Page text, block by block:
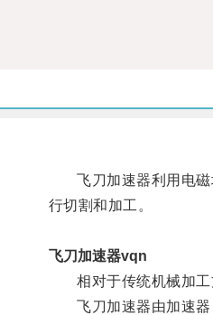
飞刀加速器利用电磁
行切割和加工。
飞刀加速器vqn
相对于传统机械加工
飞刀加速器由加速器